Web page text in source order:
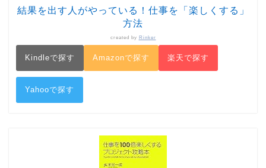
結果を出す人がやっている！仕事を「楽しくする」
方法
created by Rinker
Kindleで探す Amazonで探す 楽天で探す
Yahooで探す